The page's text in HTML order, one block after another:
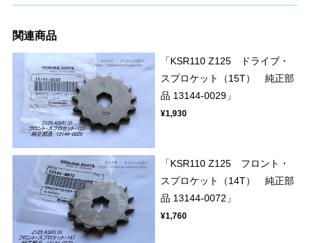
関連商品
「KSR110 Z125 ドライブ・
スプロケット（15T） 純正部
品 13144-0029」
¥1,930
「KSR110 Z125 フロント・
スプロケット（14T） 純正部
品 13144-0072」
¥1,760